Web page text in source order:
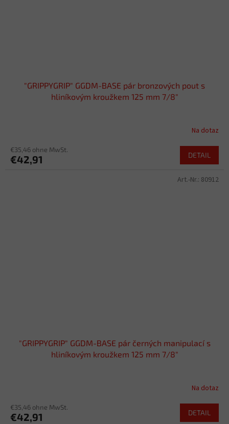
"GRIPPYGRIP" GGDM-BASE pár bronzových pout s
hliníkovým kroužkem 125 mm 7/8"
Na dotaz
€35,46 ohne MwSt.
€42,91 DETAIL
"GRIPPYGRIP" GGDM-BASE pár černých manipulací s
hliníkovým kroužkem 125 mm 7/8"
Na dotaz
€35,46 ohne MwSt.
€42,91 DETAIL
Art.-Nr.: 80912